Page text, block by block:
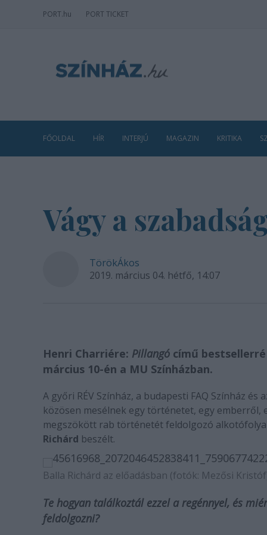
PORT.hu PORT TICKET
FŐOLDAL HÍR INTERJÚ MAGAZIN KRITIKA
Vágy a
TörökÁkos
2019. március 04. hétfő, 14:07
Henri Charriére: Pillangó című
március 10-én a MU Színházban.
A győri RÉV Színház, a budapesti FAQ Színház
közösen mesélnek egy történetet, egy emberről,
megszökött rab történetét feldolgozó
Richárd beszélt.
Balla Richárd az előadásban (fotók: Mezősi
Te hogyan találkoztál ezzel a regénnyel, és
feldolgozni?